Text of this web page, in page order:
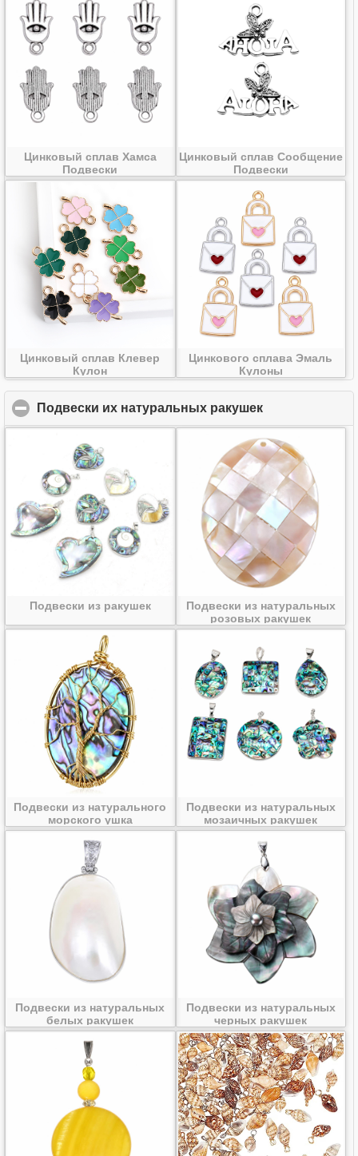
Цинковый сплав Хамса
Подвески
Цинковый сплав Сообщение
Подвески
Цинковый сплав Клевер
Кулон
Цинкового сплава Эмаль
Кулоны
Подвески их натуральных ракушек
Подвески из ракушек
Подвески из натуральных
розовых ракушек
Подвески из натурального
морского ушка
Подвески из натуральных
мозаичных ракушек
Подвески из натуральных
белых ракушек
Подвески из натуральных
черных ракушек